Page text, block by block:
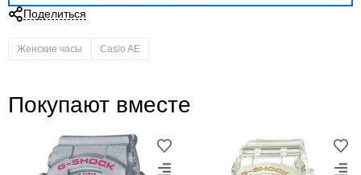
Поделиться
Женские часы Casio AE
Покупают вместе